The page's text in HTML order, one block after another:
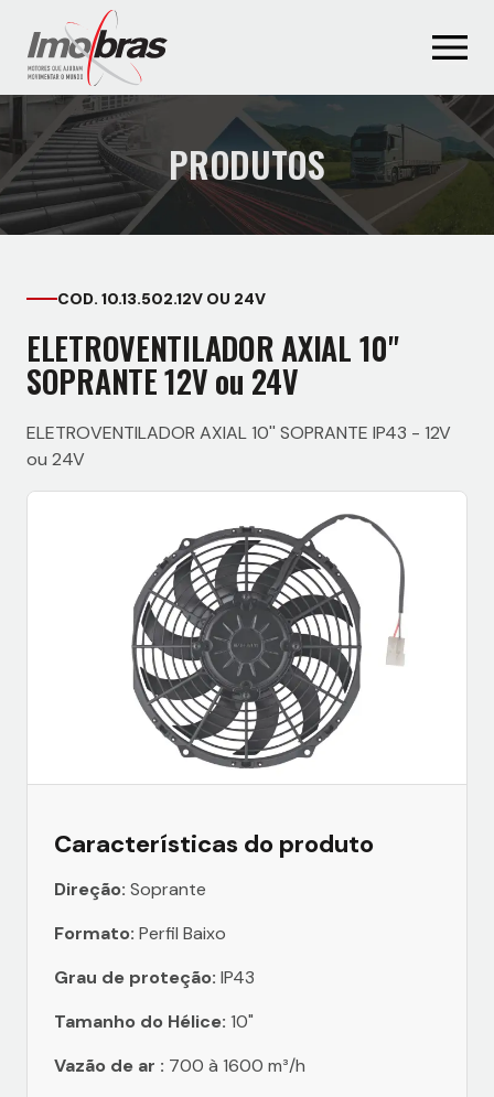
PRODUTOS
COD. 10.13.502.12V OU 24V
ELETROVENTILADOR AXIAL 10''
SOPRANTE 12V ou 24V
ELETROVENTILADOR AXIAL 10'' SOPRANTE IP43 - 12V
ou 24V
Características do produto
Direção: Soprante
Formato: Perfil Baixo
Grau de proteção: IP43
Tamanho do Hélice: 10"
Vazão de ar : 700 à 1600 m³/h